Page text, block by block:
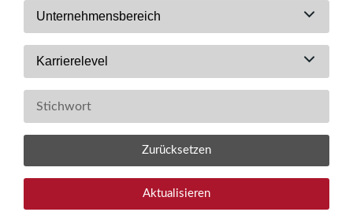
Unternehmensbereich
Karrierelevel
Zurücksetzen
Aktualisieren